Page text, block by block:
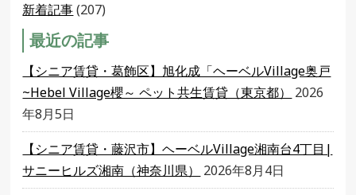
新着記事(207)
最近の記事
【シニア賃貸・葛飾区】旭化成「ヘーベルVillage奥戸
~Hebel Village櫻～ ペット共生賃貸（東京都）
2026
年8月5日
【シニア賃貸・藤沢市】ヘーベルVillage湘南台4丁目|
サニーヒルズ湘南（神奈川県）
2026年8月4日